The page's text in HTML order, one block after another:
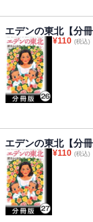
エデンの東北【分
¥110 (税込)
エデンの東北【分
¥110 (税込)